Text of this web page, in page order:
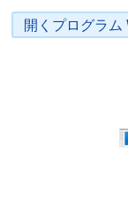
開くプログラム